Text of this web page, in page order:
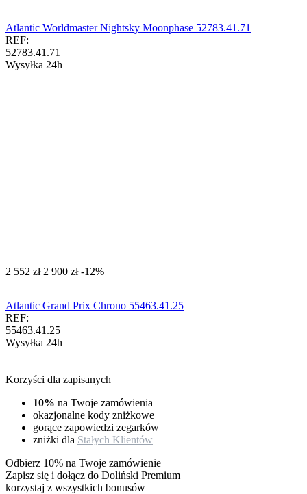
Atlantic Worldmaster Nightsky Moonphase 52783.41.71
REF:
52783.41.71
Wysyłka 24h
‍2 552‍ zł ‍2 900‍ zł -12%
Atlantic Grand Prix Chrono 55463.41.25
REF:
55463.41.25
Wysyłka 24h
Korzyści dla zapisanych
10% na Twoje zamówienia
okazjonalne kody zniżkowe
gorące zapowiedzi zegarków
zniżki dla Stałych Klientów
Odbierz 10% na Twoje zamówienie
Zapisz się i dołącz do Doliński Premium
korzystaj z wszystkich bonusów